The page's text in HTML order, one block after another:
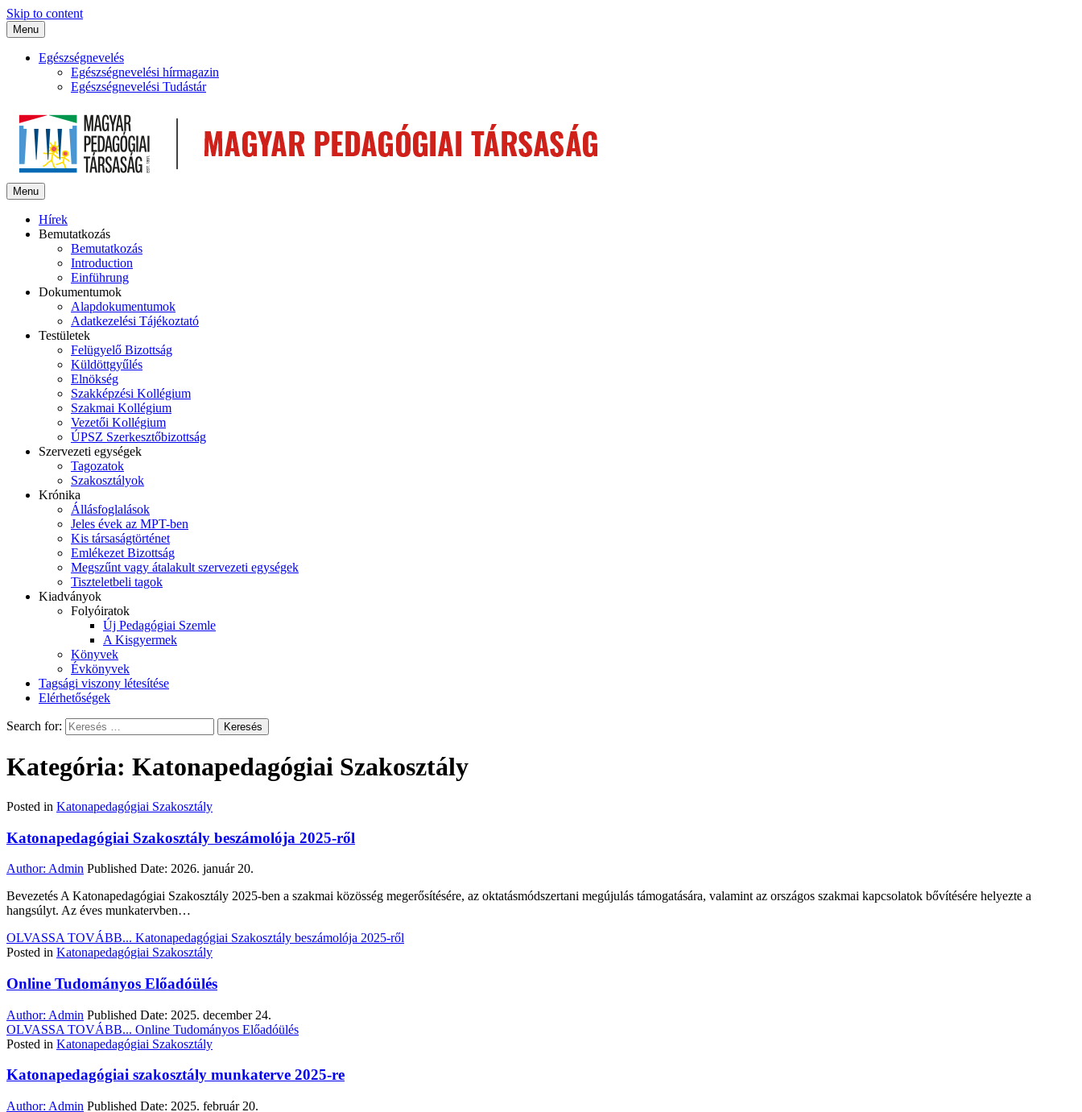
Skip to content
Menu
Egészségnevelés
Egészségnevelési hírmagazin
Egészségnevelési Tudástár
Menu
Hírek
Bemutatkozás
Bemutatkozás
Introduction
Einführung
Dokumentumok
Alapdokumentumok
Adatkezelési Tájékoztató
Testületek
Felügyelő Bizottság
Küldöttgyűlés
Elnökség
Szakképzési Kollégium
Szakmai Kollégium
Vezetői Kollégium
ÚPSZ Szerkesztőbizottság
Szervezeti egységek
Tagozatok
Szakosztályok
Krónika
Állásfoglalások
Jeles évek az MPT-ben
Kis társaságtörténet
Emlékezet Bizottság
Megszűnt vagy átalakult szervezeti egységek
Tiszteletbeli tagok
Kiadványok
Folyóiratok
Új Pedagógiai Szemle
A Kisgyermek
Könyvek
Évkönyvek
Tagsági viszony létesítése
Elérhetőségek
Search for:
Kategória: Katonapedagógiai Szakosztály
Posted in Katonapedagógiai Szakosztály
Katonapedagógiai Szakosztály beszámolója 2025-ről
Author: Admin Published Date: 2026. január 20.
Bevezetés A Katonapedagógiai Szakosztály 2025-ben a szakmai közösség megerősítésére, az oktatásmódszertani megújulás támogatására, valamint az országos szakmai kapcsolatok bővítésére helyezte a
hangsúlyt. Az éves munkatervben…
OLVASSA TOVÁBB... Katonapedagógiai Szakosztály beszámolója 2025-ről
Posted in Katonapedagógiai Szakosztály
Online Tudományos Előadóülés
Author: Admin Published Date: 2025. december 24.
OLVASSA TOVÁBB... Online Tudományos Előadóülés
Posted in Katonapedagógiai Szakosztály
Katonapedagógiai szakosztály munkaterve 2025-re
Author: Admin Published Date: 2025. február 20.